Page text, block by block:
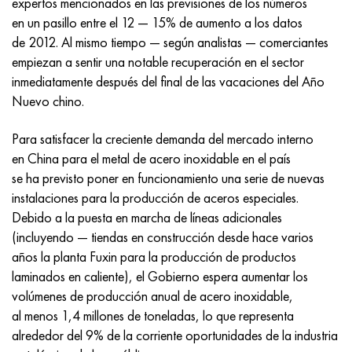
en un pasillo entre el 12 — 15% de aumento a los datos
de 2012. Al mismo tiempo — según analistas — comerciantes
empiezan a sentir una notable recuperación en el sector
inmediatamente después del final de las vacaciones del Año
Nuevo chino.
Para satisfacer la creciente demanda del mercado interno
en China para el metal de acero inoxidable en el país
se ha previsto poner en funcionamiento una serie de nuevas
instalaciones para la producción de aceros especiales.
Debido a la puesta en marcha de líneas adicionales
(incluyendo — tiendas en construcción desde hace varios
años la planta Fuxin para la producción de productos
laminados en caliente), el Gobierno espera aumentar los
volúmenes de producción anual de acero inoxidable,
al menos 1,4 millones de toneladas, lo que representa
alrededor del 9% de la corriente oportunidades de la industria
Incotherm
incotest
Jette M152
maraging 250
René 41
Maraging 300
Maraging 350
MP35N
47ND
47НХР
49KF
Aleación 50N
Aleación 50NP
50NHS
Aleación 52N
52K12F
HN62VMYUT
HN62MVKYU
HN63MB
KhN65VMTYu
KhN67MVTYu
KhN68VKTYU
KhN68VMTYUK-vd
KhN70VMTYu
VT-35
PT-1M
PT-3V
2B
SPT-2 sv
A LAS 3
3M
TL3
1.4466 - AISI 310MoLn
Aleación Al6xn
15-7Ph® - 1.4532
1.4542 - 17-4Ph®
Custom 455® - 1.4543 - uns s45500
1.4545 - 15-5Ph®
1.4548 - 17-4Ph®
1.4550 - AISI 347
10X17H13M3T
10X18N18Yu4D
11X11N2V2MF
13X11N2V2MF
15x11mf
15х12vnmf
15Х12Н2MVFAB
15X16K5N2MVFAB
2,0872, CuNi10Fe1Mn, Cw352h
Bronce aluminio silicio
CW301G, C64200
C65500, CuAl11Fe3
C65620, CuSi3Fe2Zn3
C65100, CuSi1.5
Bronce estaño-plomo
c92200, CuSn6Zn4Pb2
latón rojo
C84400, CuSn2ZnPb
C83600, CuSn5ZnPb
45G2, 45g2, AISI 1144
Aleación de acero estructural
10g2, 10g2, AISI 1513
AC14, 11SMnPb30
20G, 20mn5
20XH3A, AISI 4320, 20hn3a
20HM, 24CrMo5, 20hm
25KhGM, 20CrMo5, 1.7264
Р6М5, 1.3343, hs6-5-2, sw7m
Р6М5К5, 1.3243, hs6-5-2-5
R6M5F3, 1.3344, hs6-5-3
R12F3, 1.3318, sw12
P18, 1,3355, hs18-0-1, sw18
Acero carbono
10,1.1645, C105W1
11G12, 110G13L, X120Mn12